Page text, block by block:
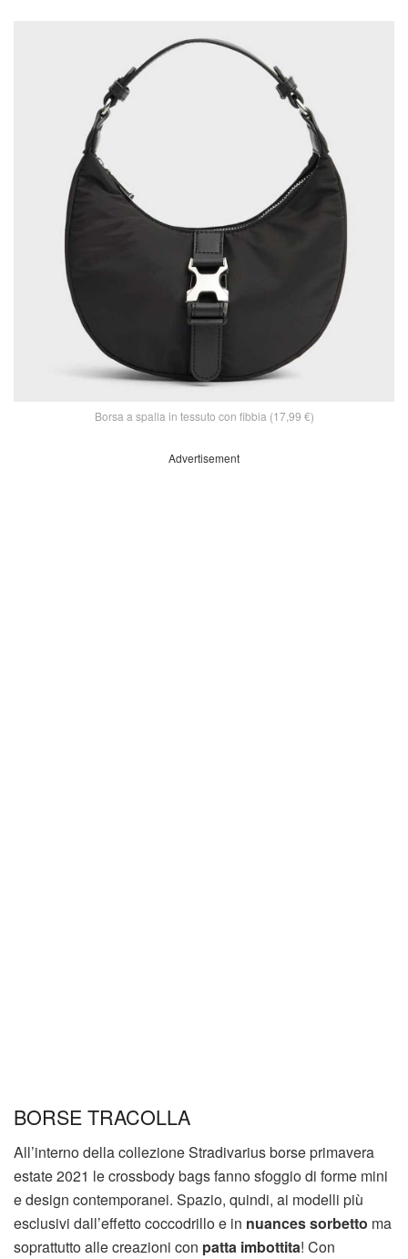
Borsa a spalla in tessuto con fibbia (17,99 €)
Advertisement
BORSE TRACOLLA
All’interno della collezione Stradivarius borse primavera
estate 2021 le crossbody bags fanno sfoggio di forme mini
e design contemporanei. Spazio, quindi, ai modelli più
esclusivi dall’effetto coccodrillo e in nuances sorbetto ma
soprattutto alle creazioni con patta imbottita! Con